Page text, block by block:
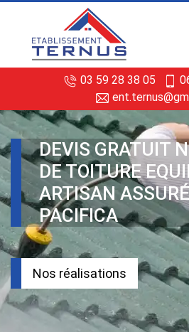
03 59 28 38 05
DEVIS GRATUIT
DE TOITURE
ARTISAN
PACIFICA
Nos réalisations